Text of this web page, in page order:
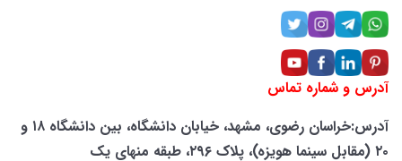
آدرس و شماره تماس
آدرس:خراسان رضوی، مشهد، خیابان دانشگاه، بین دانشگاه ۱۸ و
۲۰ (مقابل سینما هویزه)، پلاک ۲۹۶، طبقه منهای یک